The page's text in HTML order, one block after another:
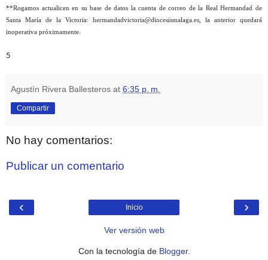
**Rogamos actualicen en su base de datos la cuenta de correo de la Real Hermandad de
Santa María de la Victoria: hermandadvictoria@diocesismalaga.es, la anterior quedará
inoperativa próximamente.
5
Agustín Rivera Ballesteros at 6:35 p. m.
Compartir
No hay comentarios:
Publicar un comentario
‹ ›
Inicio
Ver versión web
Con la tecnología de Blogger.